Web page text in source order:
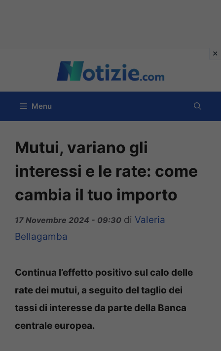
contenuto
Menu
Mutui, variano gli
interessi e le rate: come
cambia il tuo importo
17 Novembre 2024 - 09:30 di Valeria
Bellagamba
Continua l’effetto positivo sul calo delle
rate dei mutui, a seguito del taglio dei
tassi di interesse da parte della Banca
centrale europea.